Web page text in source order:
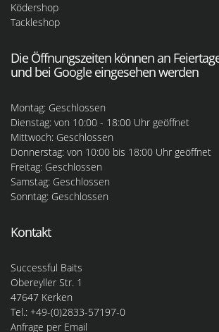
Ködershop
Tackleshop
Die Öffnungszeiten können an
und bei Google eingesehen werden
Montag: Geschlossen
Dienstag: von 10:00 - 18:00 Uhr geöffnet
Mittwoch: Geschlossen
Donnerstag: von 10:00 bis 18:00 Uhr geöffnet
Freitag: Geschlossen
Samstag: Geschlossen
Sonntag: Geschlossen
Kontakt
Successful Baits
Obereyller Str. 1
47647 Kerken
Tel.: +49-(0)2833-57197-0
Anfrage per Email